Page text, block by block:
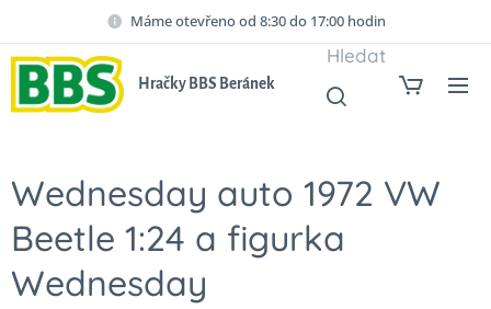
Máme otevřeno od 8:30 do 17:00 hodin
Hračky BBS Beránek
Hledat
Wednesday auto 1972 VW
Beetle 1:24 a figurka
Wednesday